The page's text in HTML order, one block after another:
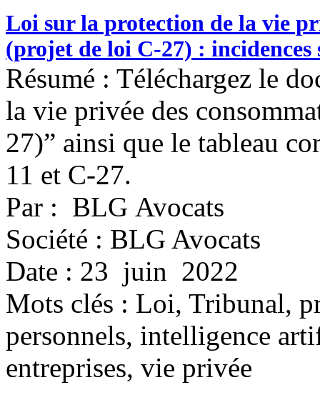
Loi sur la protection de la vie
(projet de loi C-27) : incidences
Résumé : Téléchargez le
la vie privée des
27)” ainsi que le tableau
11 et C-27.
Par : BLG Avocats
Société : BLG Avocats
Date : 23 juin 2022
Mots clés : Loi, Tribunal,
personnels, intelligence
entreprises, vie privée